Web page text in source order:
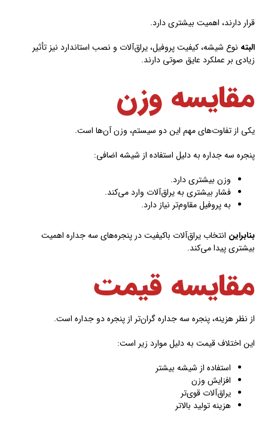
قرار دارند، اهمیت بیشتری دارد.
البته نوع شیشه، کیفیت پروفیل، یراق‌آلات و نصب استاندارد نیز تأثیر
زیادی بر عملکرد عایق صوتی دارند.
مقایسه وزن
یکی از تفاوت‌های مهم این دو سیستم، وزن آن‌ها است.
پنجره سه جداره به دلیل استفاده از شیشه اضافی:
وزن بیشتری دارد.
فشار بیشتری به یراق‌آلات وارد می‌کند.
به پروفیل مقاوم‌تر نیاز دارد.
بنابراین انتخاب یراق‌آلات باکیفیت در پنجره‌های سه جداره اهمیت
بیشتری پیدا می‌کند.
مقایسه قیمت
از نظر هزینه، پنجره سه جداره گران‌تر از پنجره دو جداره است.
این اختلاف قیمت به دلیل موارد زیر است:
استفاده از شیشه بیشتر
افزایش وزن
یراق‌آلات قوی‌تر
هزینه تولید بالاتر